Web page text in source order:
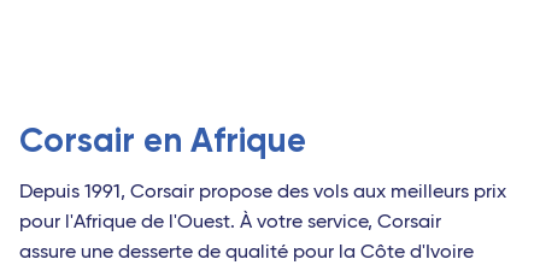
Corsair en Afrique
Depuis 1991, Corsair propose des vols aux meilleurs prix
pour l'Afrique de l'Ouest. À votre service, Corsair
assure une desserte de qualité pour la Côte d'Ivoire